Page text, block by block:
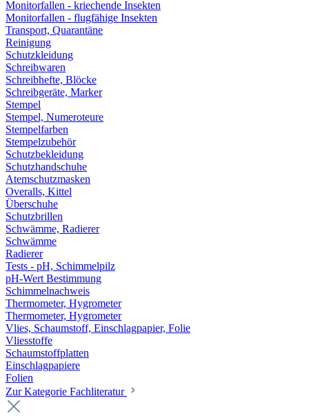
Monitorfallen - kriechende Insekten
Monitorfallen - flugfähige Insekten
Transport, Quarantäne
Reinigung
Schutzkleidung
Schreibwaren
Schreibhefte, Blöcke
Schreibgeräte, Marker
Stempel
Stempel, Numeroteure
Stempelfarben
Stempelzubehör
Schutzbekleidung
Schutzhandschuhe
Atemschutzmasken
Overalls, Kittel
Überschuhe
Schutzbrillen
Schwämme, Radierer
Schwämme
Radierer
Tests - pH, Schimmelpilz
pH-Wert Bestimmung
Schimmelnachweis
Thermometer, Hygrometer
Thermometer, Hygrometer
Vlies, Schaumstoff, Einschlagpapier, Folie
Vliesstoffe
Schaumstoffplatten
Einschlagpapiere
Folien
Zur Kategorie Fachliteratur